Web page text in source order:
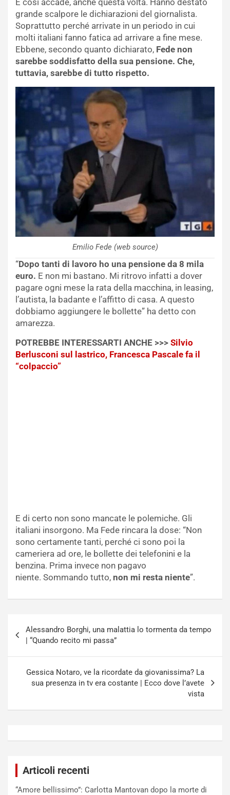
E così accade, anche questa volta. Hanno destato
grande scalpore le dichiarazioni del giornalista.
Soprattutto perché arrivate in un periodo in cui
molti italiani fanno fatica ad arrivare a fine mese.
Ebbene, secondo quanto dichiarato, Fede non
sarebbe soddisfatto della sua pensione. Che,
tuttavia, sarebbe di tutto rispetto.
Emilio Fede (web source)
“Dopo tanti di lavoro ho una pensione da 8 mila
euro. E non mi bastano. Mi ritrovo infatti a dover
pagare ogni mese la rata della macchina, in leasing,
l’autista, la badante e l’affitto di casa. A questo
dobbiamo aggiungere le bollette” ha detto con
amarezza.
POTREBBE INTERESSARTI ANCHE >>> Silvio
Berlusconi sul lastrico, Francesca Pascale fa il
“colpaccio”
E di certo non sono mancate le polemiche. Gli
italiani insorgono. Ma Fede rincara la dose: “Non
sono certamente tanti, perché ci sono poi la
cameriera ad ore, le bollette dei telefonini e la
benzina. Prima invece non pagavo
niente. Sommando tutto, non mi resta niente”.
articoli
Alessandro Borghi, una malattia lo tormenta da tempo
| “Quando recito mi passa”
Gessica Notaro, ve la ricordate da giovanissima? La
sua presenza in tv era costante | Ecco dove l’avete
vista
Articoli recenti
“Amore bellissimo”: Carlotta Mantovan dopo la morte di